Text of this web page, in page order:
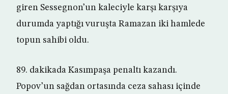
giren Sessegnon’un kaleciyle karşı karşıya
durumda yaptığı vuruşta Ramazan iki hamlede
topun sahibi oldu.
89. dakikada Kasımpaşa penaltı kazandı.
Popov’un sağdan ortasında ceza sahası içinde